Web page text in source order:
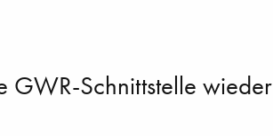
GWR-Schnittstelle wieder